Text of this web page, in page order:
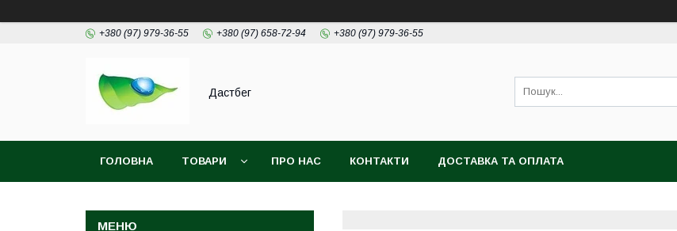
+380 (97) 979-36-55 +380 (97) 658-72-94 +380 (97) 979-36-55
Дастбег
ГОЛОВНА ТОВАРИ ПРО НАС КОНТАКТИ ДОСТАВКА ТА ОПЛАТА